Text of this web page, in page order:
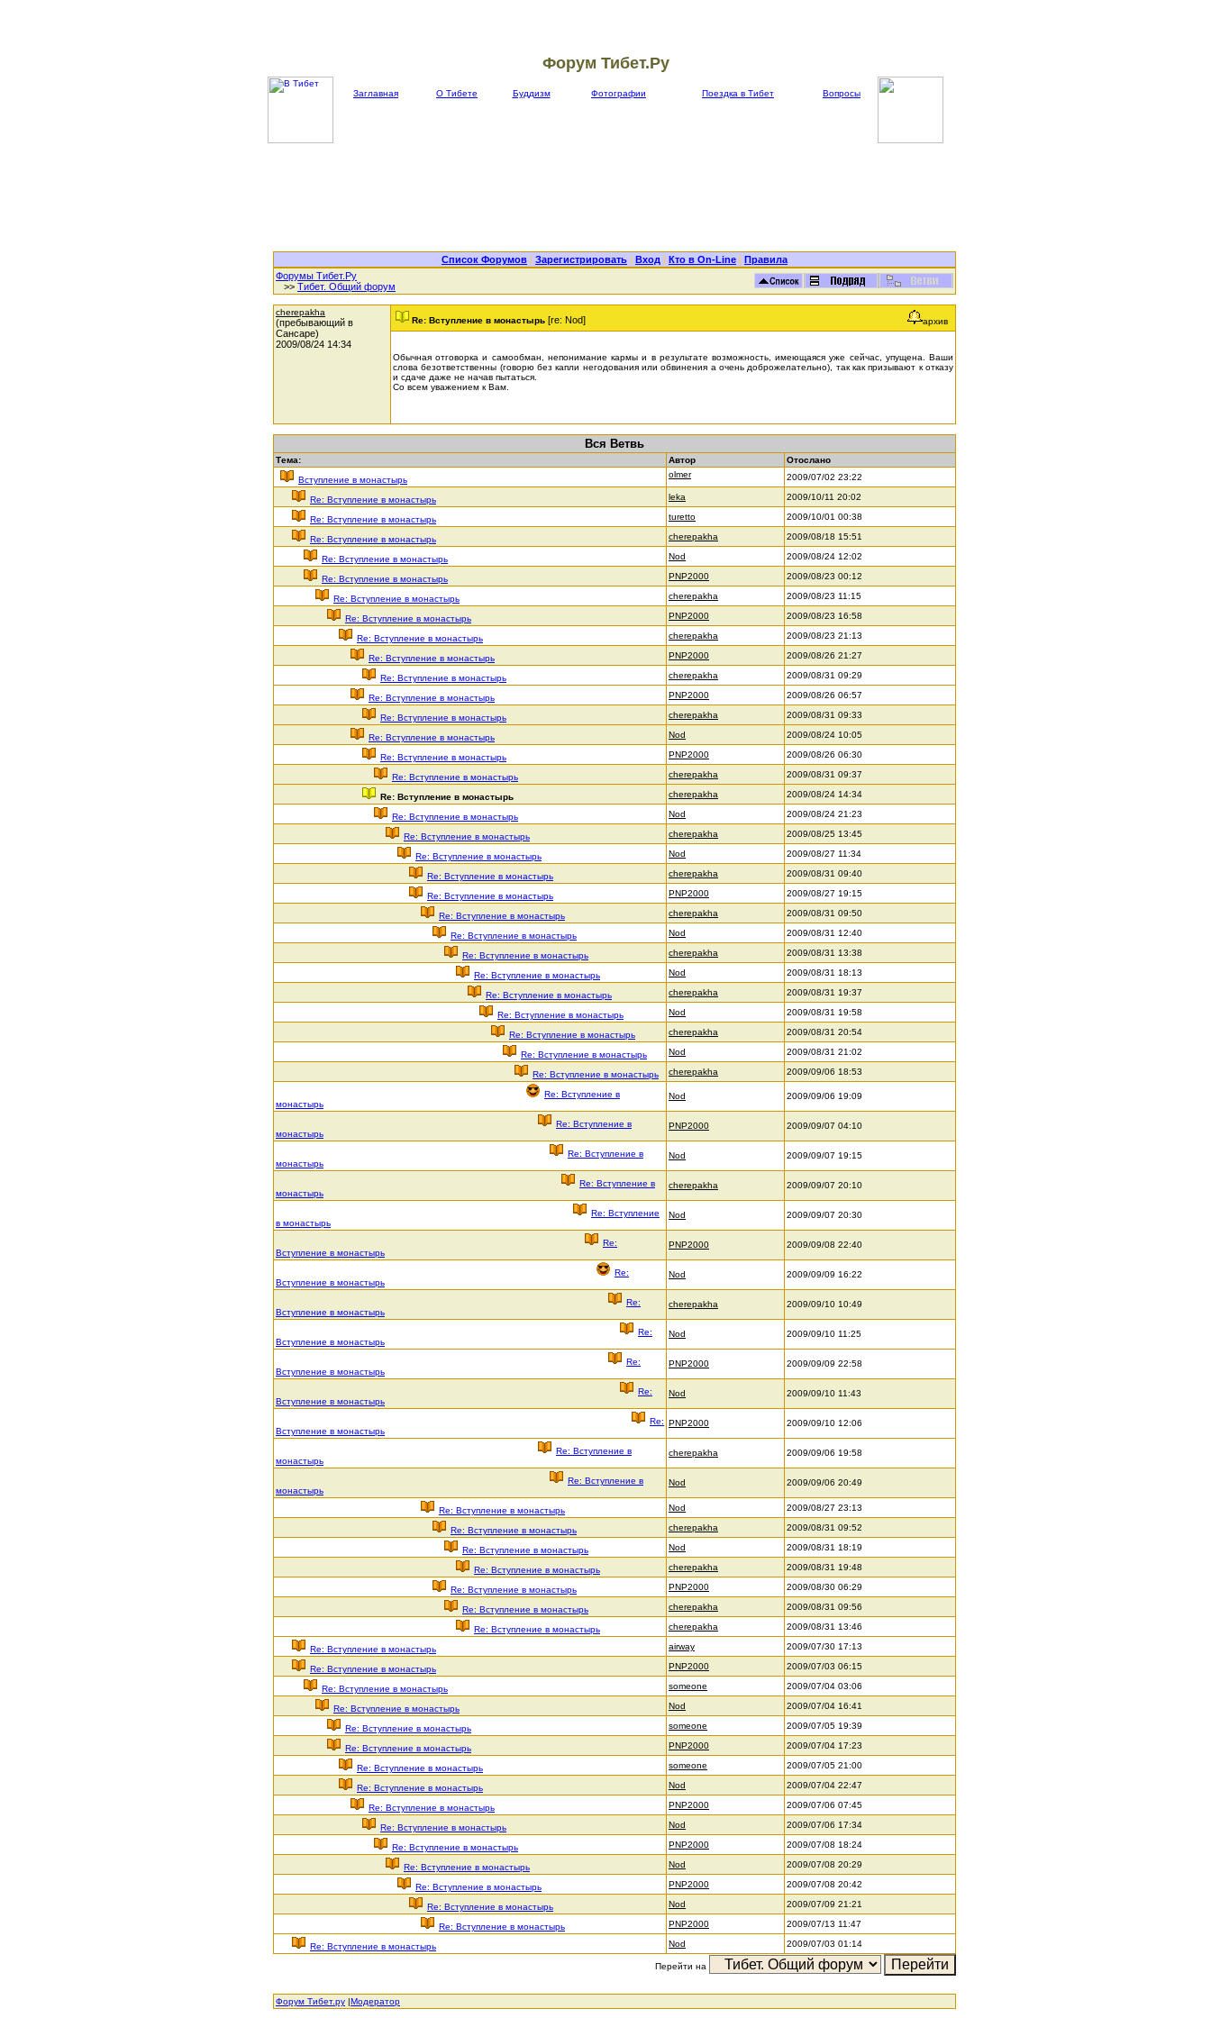
Форум Тибет.Ру
Заглавная О Тибете Буддизм Фотографии Поездка в Тибет Вопросы
Список Форумов | Зарегистрировать | Вход | Кто в On-Line | Правила
Форумы Тибет.Ру
>> Тибет. Общий форум
cherepakha
(пребывающий в
Сансаре)
2009/08/24 14:34
Re: Вступление в монастырь [re: Nod] архив
Обычная отговорка и самообман, непонимание кармы и в результате возможность, имеющаяся уже сейчас, упущена. Ваши
слова безответственны (говорю без капли негодования или обвинения а очень доброжелательно), так как призывают к отказу
и сдаче даже не начав пытаться.
Со всем уважением к Вам.
Вся Ветвь
Тема: Автор
Отослано
Вступление в монастырь
olmer 2009/07/02 23:22
Re: Вступление в монастырь leka 2009/10/11 20:02
Re: Вступление в монастырь turetto 2009/10/01 00:38
Re: Вступление в монастырь cherepakha 2009/08/18 15:51
Re: Вступление в монастырь Nod 2009/08/24 12:02
Re: Вступление в монастырь PNP2000 2009/08/23 00:12
Re: Вступление в монастырь cherepakha 2009/08/23 11:15
Re: Вступление в монастырь PNP2000 2009/08/23 16:58
Re: Вступление в монастырь cherepakha 2009/08/23 21:13
Re: Вступление в монастырь PNP2000 2009/08/26 21:27
Re: Вступление в монастырь cherepakha 2009/08/31 09:29
Re: Вступление в монастырь PNP2000 2009/08/26 06:57
Re: Вступление в монастырь cherepakha 2009/08/31 09:33
Re: Вступление в монастырь Nod 2009/08/24 10:05
Re: Вступление в монастырь PNP2000 2009/08/26 06:30
Re: Вступление в монастырь cherepakha 2009/08/31 09:37
Re: Вступление в монастырь cherepakha 2009/08/24 14:34
Re: Вступление в монастырь Nod 2009/08/24 21:23
Re: Вступление в монастырь cherepakha 2009/08/25 13:45
Re: Вступление в монастырь Nod 2009/08/27 11:34
Re: Вступление в монастырь cherepakha 2009/08/31 09:40
Re: Вступление в монастырь PNP2000 2009/08/27 19:15
Re: Вступление в монастырь cherepakha 2009/08/31 09:50
Re: Вступление в монастырь Nod 2009/08/31 12:40
Re: Вступление в монастырь cherepakha 2009/08/31 13:38
Re: Вступление в монастырь Nod 2009/08/31 18:13
Re: Вступление в монастырь cherepakha 2009/08/31 19:37
Re: Вступление в монастырь Nod 2009/08/31 19:58
Re: Вступление в монастырь cherepakha 2009/08/31 20:54
Re: Вступление в монастырь Nod 2009/08/31 21:02
Re: Вступление в монастырь cherepakha 2009/09/06 18:53
Re: Вступление в
монастырь
Nod 2009/09/06 19:09
Re: Вступление в
монастырь
PNP2000 2009/09/07 04:10
Re: Вступление в
монастырь
Nod 2009/09/07 19:15
Re: Вступление в
монастырь
cherepakha 2009/09/07 20:10
Re: Вступление
в монастырь
Nod 2009/09/07 20:30
Re:
Вступление в монастырь
PNP2000 2009/09/08 22:40
Re:
Вступление в монастырь
Nod 2009/09/09 16:22
Re:
Вступление в монастырь
cherepakha 2009/09/10 10:49
Re:
Вступление в монастырь
Nod 2009/09/10 11:25
Re:
Вступление в монастырь
PNP2000 2009/09/09 22:58
Re:
Вступление в монастырь
Nod 2009/09/10 11:43
Re:
Вступление в монастырь
PNP2000 2009/09/10 12:06
Re: Вступление в
монастырь
cherepakha 2009/09/06 19:58
Re: Вступление в
монастырь
Nod 2009/09/06 20:49
Re: Вступление в монастырь Nod 2009/08/27 23:13
Re: Вступление в монастырь cherepakha 2009/08/31 09:52
Re: Вступление в монастырь Nod 2009/08/31 18:19
Re: Вступление в монастырь cherepakha 2009/08/31 19:48
Re: Вступление в монастырь PNP2000 2009/08/30 06:29
Re: Вступление в монастырь cherepakha 2009/08/31 09:56
Re: Вступление в монастырь cherepakha 2009/08/31 13:46
Re: Вступление в монастырь airway 2009/07/30 17:13
Re: Вступление в монастырь PNP2000 2009/07/03 06:15
Re: Вступление в монастырь someone 2009/07/04 03:06
Re: Вступление в монастырь Nod 2009/07/04 16:41
Re: Вступление в монастырь someone 2009/07/05 19:39
Re: Вступление в монастырь PNP2000 2009/07/04 17:23
Re: Вступление в монастырь someone 2009/07/05 21:00
Re: Вступление в монастырь Nod 2009/07/04 22:47
Re: Вступление в монастырь PNP2000 2009/07/06 07:45
Re: Вступление в монастырь Nod 2009/07/06 17:34
Re: Вступление в монастырь PNP2000 2009/07/08 18:24
Re: Вступление в монастырь Nod 2009/07/08 20:29
Re: Вступление в монастырь PNP2000 2009/07/08 20:42
Re: Вступление в монастырь Nod 2009/07/09 21:21
Re: Вступление в монастырь PNP2000 2009/07/13 11:47
Re: Вступление в монастырь Nod 2009/07/03 01:14
Перейти на
Форум Тибет.ру |Модератор